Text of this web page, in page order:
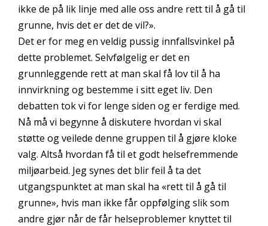
ikke de på lik linje med alle oss andre rett til å gå til
grunne, hvis det er det de vil?».
Det er for meg en veldig pussig innfallsvinkel på
dette problemet. Selvfølgelig er det en
grunnleggende rett at man skal få lov til å ha
innvirkning og bestemme i sitt eget liv. Den
debatten tok vi for lenge siden og er ferdige med.
Nå må vi begynne å diskutere hvordan vi skal
støtte og veilede denne gruppen til å gjøre kloke
valg. Altså hvordan få til et godt helsefremmende
miljøarbeid. Jeg synes det blir feil å ta det
utgangspunktet at man skal ha «rett til å gå til
grunne», hvis man ikke får oppfølging slik som
andre gjør når de får helseproblemer knyttet til